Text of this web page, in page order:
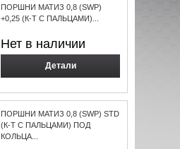
ПОРШНИ МАТИЗ 0,8 (SWP)
+0,25 (К-Т С ПАЛЬЦАМИ)...
Нет в наличии
Детали
ПОРШНИ МАТИЗ 0,8 (SWP) STD
(К-Т С ПАЛЬЦАМИ) ПОД
КОЛЬЦА...